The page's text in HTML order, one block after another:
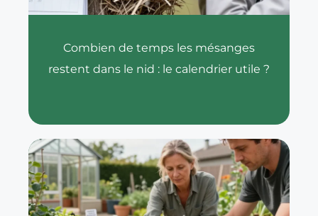
Combien de temps les mésanges
restent dans le nid : le calendrier utile ?